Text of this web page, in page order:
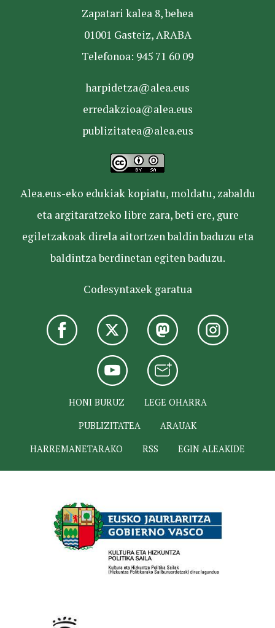
Zapatari kalea 8, behea
01001 Gasteiz, ARABA
Telefonoa: 945 71 60 09
harpidetza@alea.eus
erredakzioa@alea.eus
publizitatea@alea.eus
Alea.eus-eko edukiak kopiatu, moldatu, zabaldu
eta argitaratzeko libre zara, beti ere, gure
egiletzakoak direla aitortzen baldin baduzu eta
baldintza berdinetan egiten baduzu.
Codesyntaxek garatua
HONI BURUZ
LEGE OHARRA
PUBLIZITATEA
ARAUAK
HARREMANETARAKO
RSS EGIN ALEAKIDE